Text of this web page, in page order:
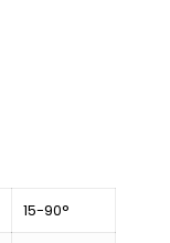
15-90°